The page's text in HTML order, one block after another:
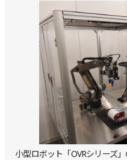
小型ロボット「OVRシリーズ